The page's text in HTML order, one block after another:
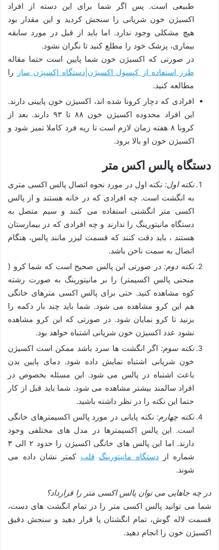
طبیعی است. پس اگر شما برای این دسته از افراد
اکسیژن خون شریانی را سنجش کردید و این مقدار بود
هیچ مشکلی وجود ندارد. اما باید از قبل در مورد سابقه
بیماری، پزشک خود را مطلع کنید تا نگران نشود.
در صورتی که اکسیژن خون شما پایین است حتما مقاله
طرز استفاده از کپسول اکسیژن|دستگاه اکسیژن ساز را
مطالعه کنید.
افرادی که دچار کرونا شده اند، اکسیژن خون پایینی دارند.
این افراد محدوده اکسیژن خون ۸۸ تا ۹۳ دارند. بعد از
کرونا ۸ هفته زمان لازم است تا ریه فرد کاملا تمیز شود و
اکسیژن خون او بالا برود.
دستگاه پالس اکس متر
نکته اول: نکته اول در مورد نحوه اتصال پالس اکسی متری
به انگشت است. چه افرادی که در خانه هستند و از پالس
اکسی متر انگشتی استفاده می کنند و سیم متصل به
دستگاه مانیتورینگ را ندارند و چه افرادی که در بیمارستان
هستند ، باید دقت کنند که قسمت لیزر مانند پالس، هنگام
اتصال به سمت ناخن باشد.
نکته دوم:در صورتی این پالس صحیح است که شما کرو (
منحنی پالس اکسیمتر) را بر مانیتورینگ به صورت رشته
کوه مشاهده کنید. حتی برای پالس اکسی مترهای خانگی
هم این کرو مشاهده می شود. شما باید چند بار دکمه را
بزنید تا کرو نمایان شود. در صورتی که این کرو مشاهده
نشود عدد اکسیژن خون شریانی اشتباه خواهد بود.
نکته سوم: اگر انگشت ها سرد باشد ممکن است اکسیژن
خون شریانی اشتباه نمایش داده شود. دمای پایین بدن
باعث اشتباه در پالس می شود. این مسئله بخصوص در
افراد سالمند بیشتر مشاهده می شود. شما باید قبل از کار
حتما این نکته را در نظر داشته باشید.
نکته چهارم:نکته پایانی در مورد پالس اکسیمترهای خانگی
است. این پالس اکسیمترها در مدل های مختلفی وجود
دارند. اما این پالس های خانگی اکسیژن را حدود ۲ الی ۳
شماره ازدستگاه مانیتورینگ قلب کمتر نشان داده می
شوند.
در چه جاهایی می توان پالس اکسی متر را قرارداد؟
شما می توانید پالس اکسی متر را در تمام انگشت های دست،
قسمت لاله گوش، تمام انگشتان پا قرار دهید و سنجش دقیق
اکسیژن خون را انجام دهید.